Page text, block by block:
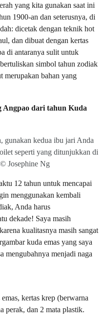
yang kita gunakan saat ini
1900-an dan seterusnya, di
dicetak dengan teknik hot
dan dibuat dengan kertas
di antaranya sulit untuk
simbol tahun zodiak
merupakan bahan yang
Angpao dari tahun Kuda
gunakan kedua ibu jari Anda
seperti yang ditunjukkan di
Josephine Ng
12 tahun untuk mencapai
menggunakan kembali
Anda harus
dekade! Saya masih
kualitasnya masih sangat
kuda emas yang saya
mengubahnya menjadi naga
kertas krep (berwarna
perak, dan 2 mata plastik.